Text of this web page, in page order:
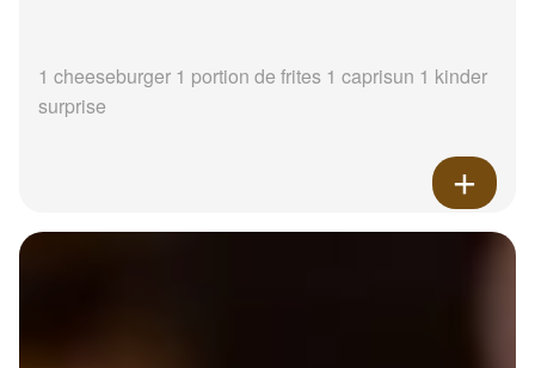
1 cheeseburger 1 portion de frites 1 caprisun 1 kinder
surprise